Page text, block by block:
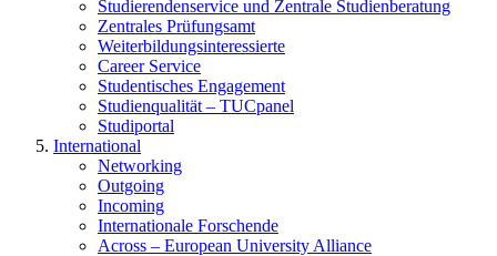
Studierendenservice und Zentrale Studienberatung
Zentrales Prüfungsamt
Weiterbildungs­interessierte
Career Service
Studentisches Engagement
Studienqualität – TUCpanel
Studiportal
International
Networking
Outgoing
Incoming
Internationale Forschende
Across – European University Alliance